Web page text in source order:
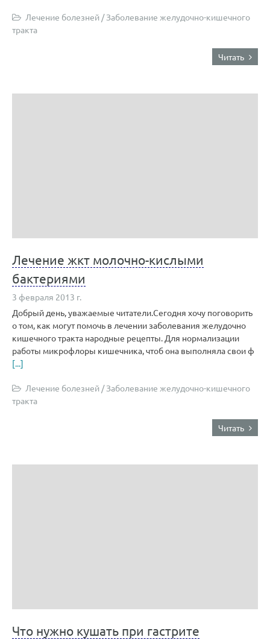
Лечение болезней /Заболевание желудочно-кишечного
тракта
Читать
Лечение жкт молочно-кислыми
бактериями
3 февраля 2013 г.
Добрый день, уважаемые читатели.Сегодня хочу поговорить
о том, как могут помочь в лечении заболевания желудочно
кишечного тракта народные рецепты. Для нормализации
работы микрофлоры кишечника, чтоб она выполняла свои ф
[...]
Лечение болезней /Заболевание желудочно-кишечного
тракта
Читать
Что нужно кушать при гастрите